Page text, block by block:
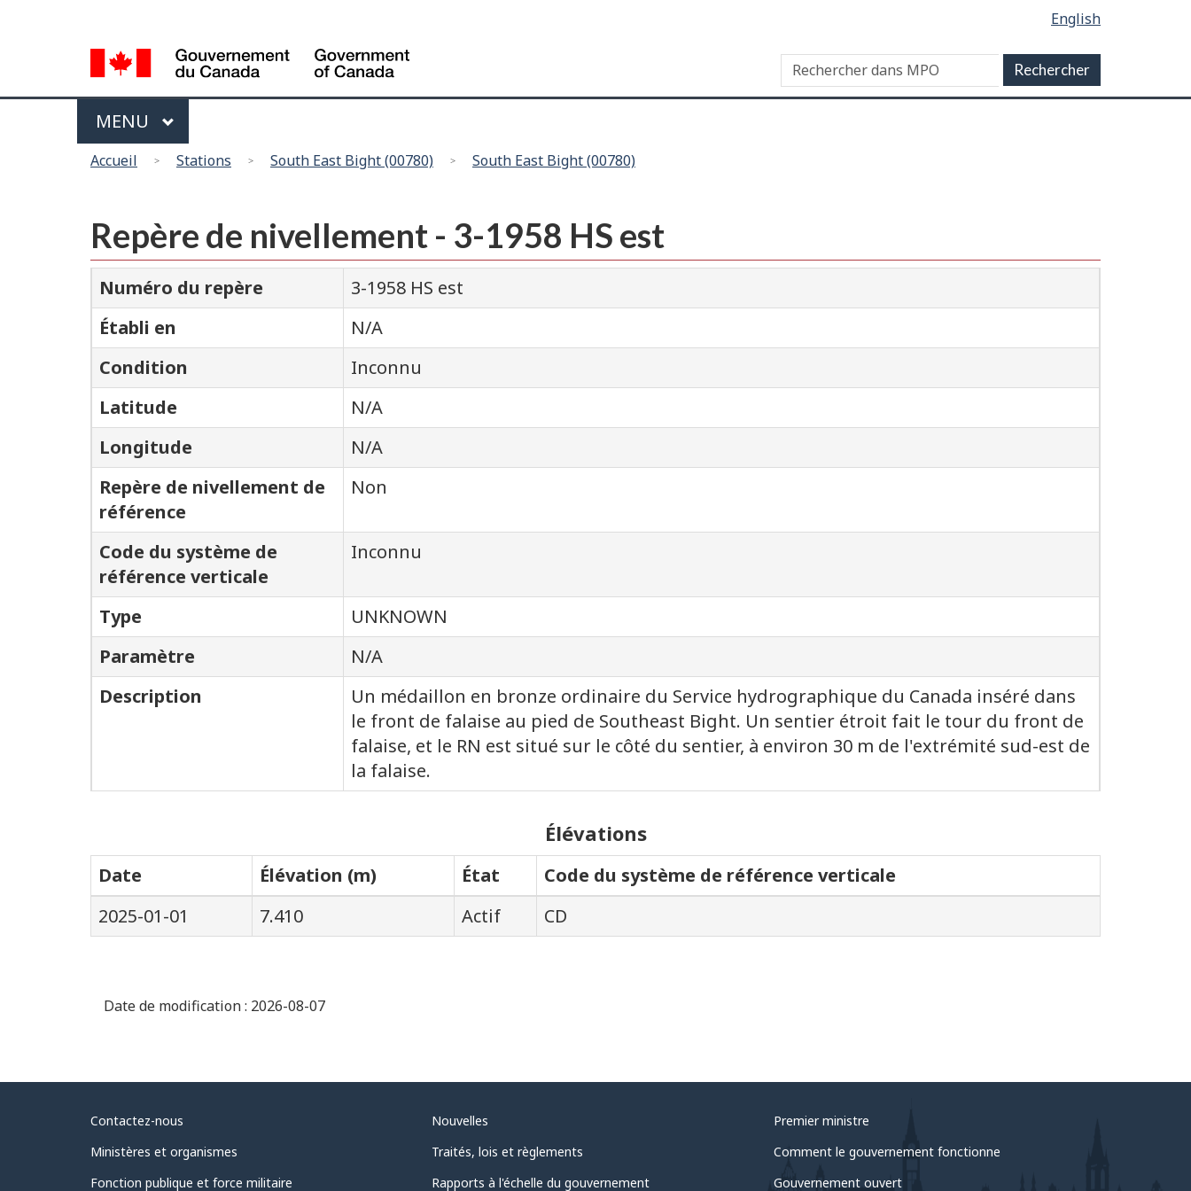
site"
HTML
de
la
langue
English
Search
Menu
MAIN
MENU
Accueil Stations South East Bight (00780) South East Bight (00780)
Repère de nivellement - 3-1958 HS est
Numéro du repère
3-1958 HS est
Établi en
N/A
Condition
Inconnu
Latitude
N/A
Longitude
N/A
Repère de nivellement de
référence
Non
Code du système de
référence verticale
Inconnu
Type
UNKNOWN
Paramètre
N/A
Description
Un médaillon en bronze ordinaire du Service hydrographique du Canada inséré dans
le front de falaise au pied de Southeast Bight. Un sentier étroit fait le tour du front de
falaise, et le RN est situé sur le côté du sentier, à environ 30 m de l'extrémité sud-est de
la falaise.
Élévations
Date Élévation (m) État
Code du système de référence verticale
2025-01-01
7.410 Actif CD
Date de modification : 2026-08-07
Au
sujet
du
Contactez-nous
Ministères et organismes
Fonction publique et force militaire
Nouvelles
Traités, lois et règlements
Rapports à l'échelle du gouvernement
Premier ministre
Comment le gouvernement fonctionne
Gouvernement ouvert